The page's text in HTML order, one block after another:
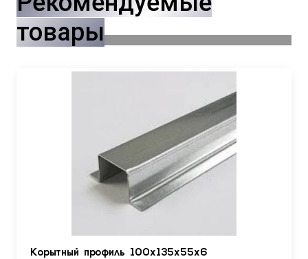
товары
Корытный профиль 100х135х55х6